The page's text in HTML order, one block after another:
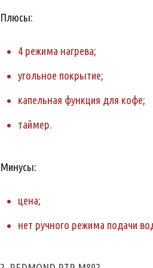
Плюсы:
4 режима нагрева;
угольное покрытие;
капельная функция для кофе;
таймер.
Минусы:
цена;
нет ручного режима подачи